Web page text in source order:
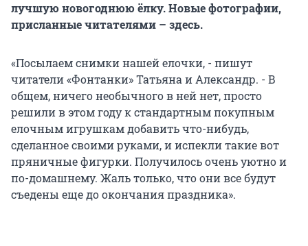
лучшую новогоднюю ёлку. Новые фотографии,
присланные читателями – здесь.
«Посылаем снимки нашей елочки, - пишут
читатели «Фонтанки» Татьяна и Александр. - В
общем, ничего необычного в ней нет, просто
решили в этом году к стандартным покупным
елочным игрушкам добавить что-нибудь,
сделанное своими руками, и испекли такие вот
пряничные фигурки. Получилось очень уютно и
по-домашнему. Жаль только, что они все будут
съедены еще до окончания праздника».